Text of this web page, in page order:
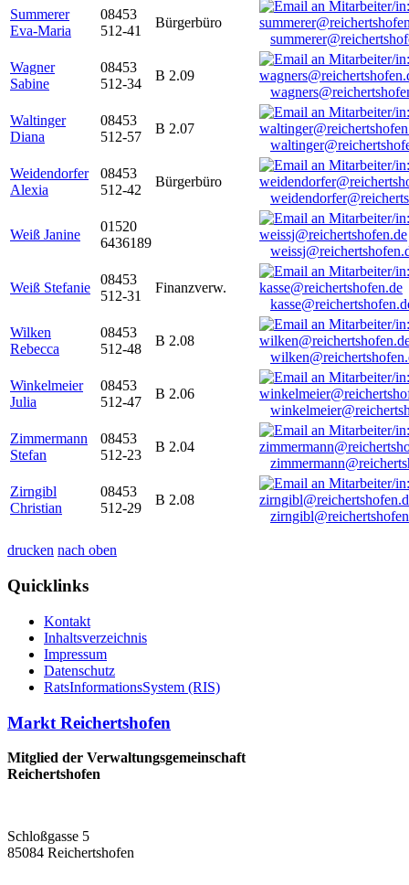
Summerer
Eva-Maria
08453
512-41
Bürgerbüro
Wagner
Sabine
08453
512-34
B 2.09
Waltinger
Diana
08453
512-57
B 2.07
Weidendorfer
Alexia
08453
512-42
Bürgerbüro
Weiß Janine
01520
6436189
Weiß Stefanie
08453
512-31
Finanzverw.
Wilken
Rebecca
08453
512-48
B 2.08
Winkelmeier
Julia
08453
512-47
B 2.06
Zimmermann
Stefan
08453
512-23
B 2.04
Zirngibl
Christian
08453
512-29
B 2.08
drucken nach oben
Quicklinks
Kontakt
Inhaltsverzeichnis
Impressum
Datenschutz
RatsInformationsSystem (RIS)
Markt Reichertshofen
Mitglied der Verwaltungsgemeinschaft
Reichertshofen
Schloßgasse 5
85084 Reichertshofen